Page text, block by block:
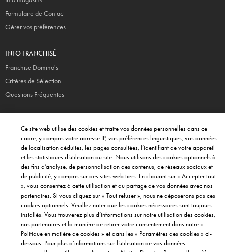
Formulaire de Contact
Gérer vos préférences
INFO FRANCHISÉ
Franchise Domino's
Critères de Sélection
Questions Fréquentes
Travailler chez Domino's
Dans notre cuisine
Care Team (pour les collaborateurs)
Politique en matière de Cookies
Copyright © Domino's Pizza Belgium SPRL 2015
Ce site web utilise des cookies et traite vos données personnelles dans ce
cadre, y compris votre adresse IP, vos préférences linguistiques, vos données
de localisation déduites, les pages consultées, l’identifiant de votre appareil
et les statistiques d’utilisation du site. Nous utilisons des cookies optionnels à
des fins d’analyse, de personnalisation des contenus, de réseaux sociaux et
de publicité, y compris sur des sites web tiers. En cliquant sur « Accepter tout
», vous consentez à cette utilisation et au partage de vos données avec nos
partenaires. Si vous cliquez sur « Tout refuser », nous ne déposerons pas ces
cookies optionnels. Veuillez noter que les cookies nécessaires sont toujours
installés. Vous trouverez plus d’informations sur notre utilisation des cookies,
nos partenaires et la manière de retirer votre consentement dans notre «
Politique en matière de cookies » et dans les « Paramètres des cookies » ci-
dessous. Pour plus d’informations sur l’utilisation de vos données